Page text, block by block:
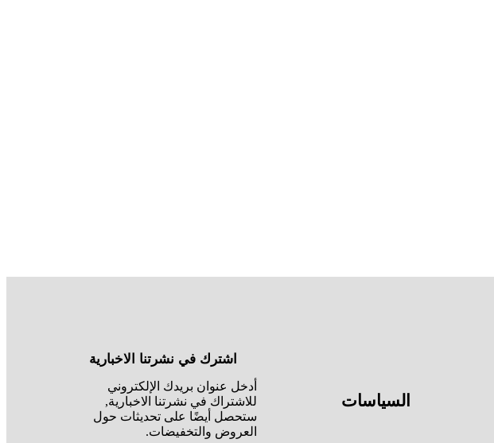
السياسات
اشترك في نشرتنا الاخبارية
أدخل عنوان بريدك الإلكتروني
للاشتراك في نشرتنا الاخبارية,
ستحصل أيضًا على تحديثات حول
العروض والتخفيضات.